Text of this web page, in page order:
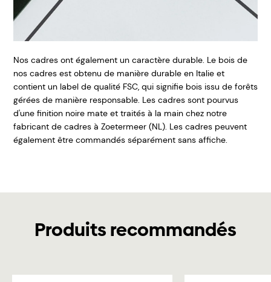
Nos cadres ont également un caractère durable. Le bois de
nos cadres est obtenu de manière durable en Italie et
contient un label de qualité FSC, qui signifie bois issu de forêts
gérées de manière responsable. Les cadres sont pourvus
d'une finition noire mate et traités à la main chez notre
fabricant de cadres à Zoetermeer (NL). Les cadres peuvent
également être commandés séparément sans affiche.
Produits recommandés